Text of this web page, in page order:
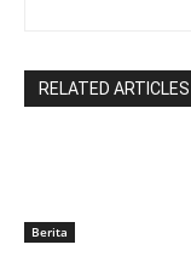
RELATED ARTICLES
Berita